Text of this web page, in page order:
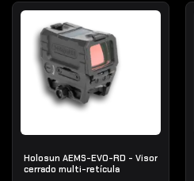
Holosun AEMS-EVO-RD - Visor
cerrado multi-retícula